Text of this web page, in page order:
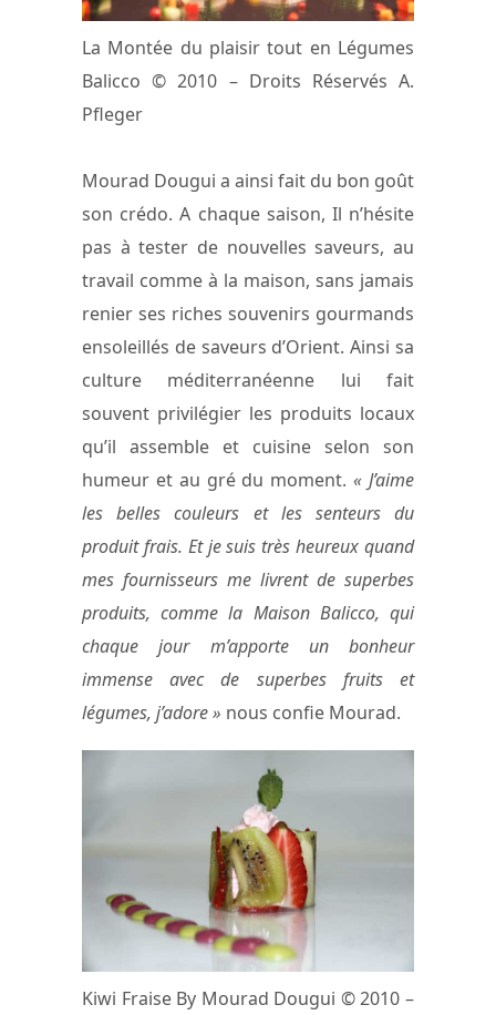
La Montée du plaisir tout en Légumes
Balicco © 2010 – Droits Réservés A.
Pfleger
Mourad Dougui a ainsi fait du bon goût
son crédo. A chaque saison, Il n’hésite
pas à tester de nouvelles saveurs, au
travail comme à la maison, sans jamais
renier ses riches souvenirs gourmands
ensoleillés de saveurs d’Orient. Ainsi sa
culture méditerranéenne lui fait
souvent privilégier les produits locaux
qu’il assemble et cuisine selon son
humeur et au gré du moment.« J’aime
les belles couleurs et les senteurs du
produit frais. Et je suis très heureux quand
mes fournisseurs me livrent de superbes
produits, comme la Maison Balicco, qui
chaque jour m’apporte un bonheur
immense avec de superbes fruits et
légumes, j’adore » nous confie Mourad.
Kiwi Fraise By Mourad Dougui © 2010 –